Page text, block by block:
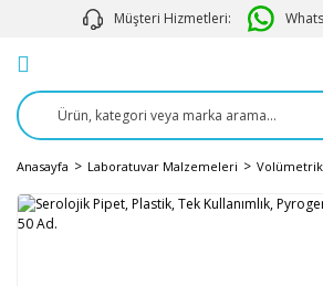
Müşteri Hizmetleri:
Anasayfa Laboratuvar Malzemeleri